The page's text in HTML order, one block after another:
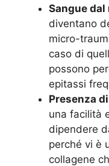
Sangue dal
diventano
micro-
caso di
possono
epitassi
Presenza
una facilità
dipendere
perché vi è
collagene